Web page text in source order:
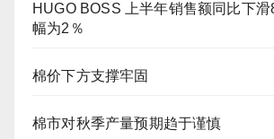
HUGO BOSS 上半年销售额同比下
幅为2％
棉价下方支撑牢固
棉市对秋季产量预期趋于谨慎